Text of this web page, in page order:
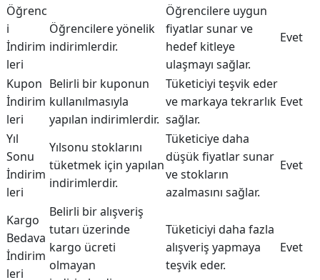
Öğrenc
i
İndirim
leri
Öğrencilere yönelik
indirimlerdir.
Öğrencilere uygun
fiyatlar sunar ve
hedef kitleye
ulaşmayı sağlar.
Evet
Kupon
İndirim
leri
Belirli bir kuponun
kullanılmasıyla
yapılan indirimlerdir.
Tüketiciyi teşvik eder
ve markaya tekrarlık
sağlar.
Evet
Yıl
Sonu
İndirim
leri
Yılsonu stoklarını
tüketmek için yapılan
indirimlerdir.
Tüketiciye daha
düşük fiyatlar sunar
ve stokların
azalmasını sağlar.
Evet
Kargo
Bedava
İndirim
leri
Belirli bir alışveriş
tutarı üzerinde
kargo ücreti
olmayan
Tüketiciyi daha fazla
alışveriş yapmaya
teşvik eder.
Evet